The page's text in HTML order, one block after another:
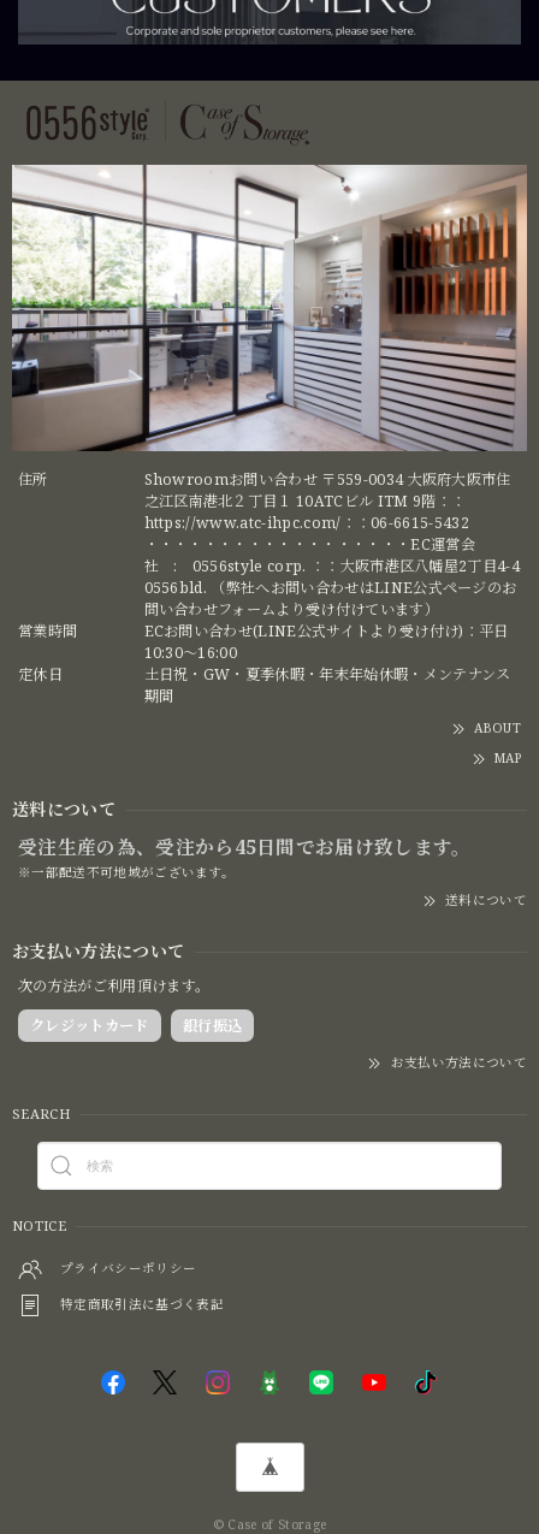
住所
Showroomお問い合わせ 〒559-0034 大阪府大阪市住
之江区南港北２丁目１ 10ATCビル ITM 9階：：
https://www.atc-ihpc.com/：：06-6615-5432
・・・・・・・・・・・・・・・・・・EC運営会
社 : 0556style corp. ：：大阪市港区八幡屋2丁目4-4
0556bld. （弊社へお問い合わせはLINE公式ページのお
問い合わせフォームより受け付けています）
営業時間
ECお問い合わせ(LINE公式サイトより受け付け)：平日
10:30〜16:00
定休日
土日祝・GW・夏季休暇・年末年始休暇・メンテナンス
期間
ABOUT
MAP
送料について
受注生産の為、受注から45日間でお届け致します。
※一部配送不可地域がございます。
送料について
お支払い方法について
次の方法がご利用頂けます。
クレジットカード
銀行振込
お支払い方法について
SEARCH
NOTICE
プライバシーポリシー
特定商取引法に基づく表記
© Case of Storage